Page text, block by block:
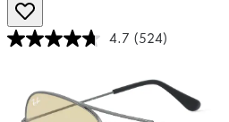
4.7 (524)